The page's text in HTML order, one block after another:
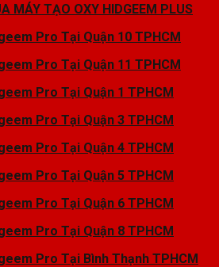
MÁY TẠO OXY HIDGEEM PLUS
Pro Tại Quận 10 TPHCM
Pro Tại Quận 11 TPHCM
Pro Tại Quận 1 TPHCM
Pro Tại Quận 3 TPHCM
Pro Tại Quận 4 TPHCM
Pro Tại Quận 5 TPHCM
Pro Tại Quận 6 TPHCM
Pro Tại Quận 8 TPHCM
Pro Tại Bình Thạnh TPHCM